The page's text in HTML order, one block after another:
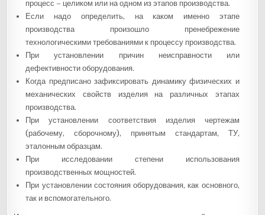
процесс – целиком или на одном из этапов производства.
Если надо определить, на каком именно этапе
производства произошло пренебрежение
технологическими требованиями к процессу производства.
При установлении причин неисправности или
дефективности оборудования.
Когда предписано зафиксировать динамику физических и
механических свойств изделия на различных этапах
производства.
При установлении соответствия изделия чертежам
(рабочему, сборочному), принятым стандартам, ТУ,
эталонным образцам.
При исследовании степени использования
производственных мощностей.
При установлении состояния оборудования, как основного,
так и вспомогательного.